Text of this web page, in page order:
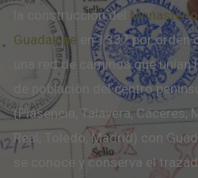
la construcción del
Guadalupe en 1337 por orden
una red de caminos que
de población del centro
(Plasencia, Talavera, Cáceres,
Real, Toledo, Madrid) con
se conoce y conserva el